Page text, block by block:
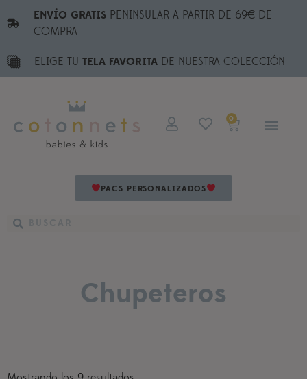
ENVÍO GRATISPENINSULAR A PARTIR DE 69€ DE
COMPRA
ELIGE TU TELA FAVORITA DE NUESTRA COLECCIÓN
0
PACS PERSONALIZADOS
Chupeteros